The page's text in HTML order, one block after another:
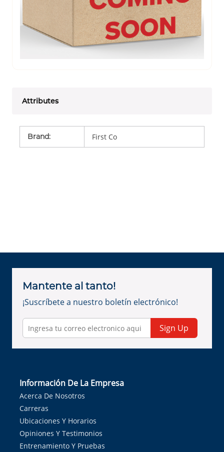
Attributes
Brand: First Co
Mantente al tanto!
¡Suscríbete a nuestro boletín electrónico!
Sign Up
Información De La Empresa
Acerca De Nosotros
Carreras
Ubicaciones Y Horarios
Opiniones Y Testimonios
Entrenamiento Y Pruebas